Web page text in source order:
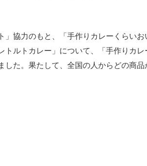
協力のもと、「手作りカレーくらいお
トルトカレー」について、「手作りカレ
した。果たして、全国の人からどの商品